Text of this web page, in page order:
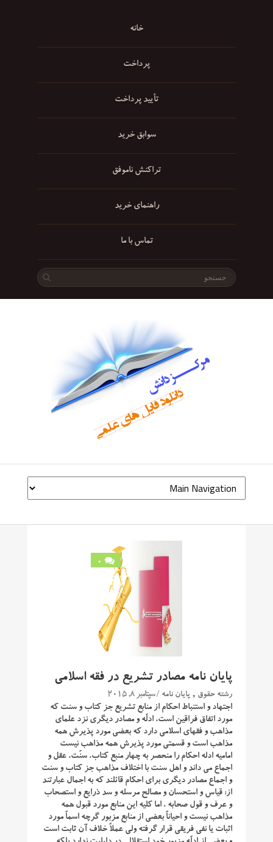
خانه
پرداخت
تأیید پرداخت
سوابق خرید
تراکنش ناموفق
راهنمای خرید
تماس با ما
0
پایان نامه مصادر تشریع در فقه اسلامی
رشته حقوق , پایان نامه / سپتامبر 8, 2015
اجتهاد و استنباط احکام از منابع تشریع جز کتاب و سنت که
مورد اتفاق فراقین است، ادلّه و مصادر دیگری نزد علمای
مذاهب و فقهای اسلامی دارد که بعضی مورد پذیرش همه
مذاهب است و قسمتی مورد پذیرش همه مذاهب نیست
امامیه ادله احکام را منحصر به چهار منبع کتاب، سنّت، عقل و
اجماع می داند و اهل سنت با اختلاف مذاهب جز کتاب و سنت
و اجماع مصادر دیگری برای احکام قائلند که به اجمال عبارتند
از: قیاس و استحسان و مصالح مرسله و سد ذرایع و استصحاب
و عرف و قول صحابه ، اما کلیه این منابع مورد قبول همه
مذاهب نیست و احیاناً بعضی از منابع مزبور گرچه اسماً مورد
اثبات یا نفی فریقی قرار گرفته ولی عملاً خلاف آن ثابت است